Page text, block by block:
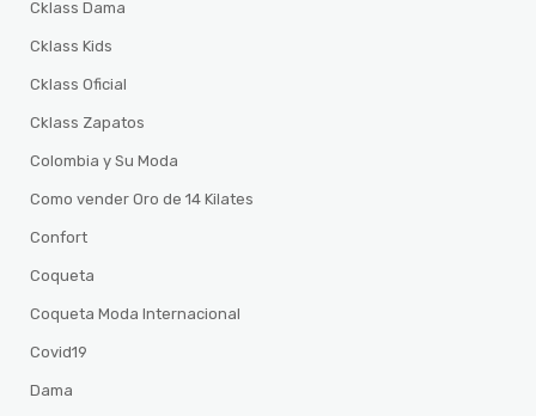
Cklass Dama
Cklass Kids
Cklass Oficial
Cklass Zapatos
Colombia y Su Moda
Como vender Oro de 14 Kilates
Confort
Coqueta
Coqueta Moda Internacional
Covid19
Dama